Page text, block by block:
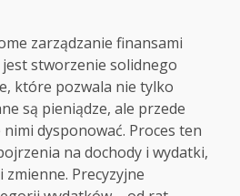
zarządzanie finansami
stworzenie solidnego
które pozwala nie tylko
są pieniądze, ale przede
dysponować. Proces ten
na dochody i wydatki,
zmienne. Precyzyjne